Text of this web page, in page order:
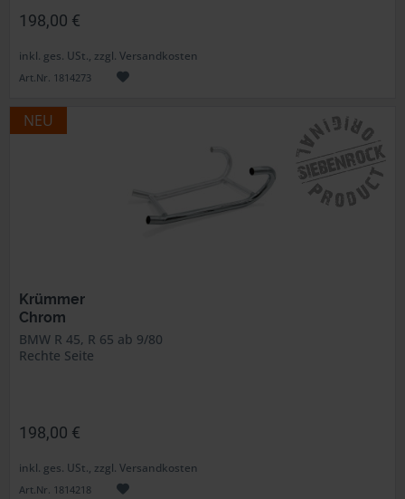
198,00 €
inkl. ges. USt., zzgl. Versandkosten
Art.Nr. 1814273
NEU
Krümmer
Chrom
BMW R 45, R 65 ab 9/80
Rechte Seite
198,00 €
inkl. ges. USt., zzgl. Versandkosten
Art.Nr. 1814218